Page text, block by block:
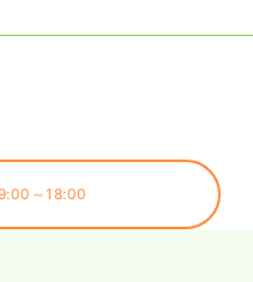
～18:00